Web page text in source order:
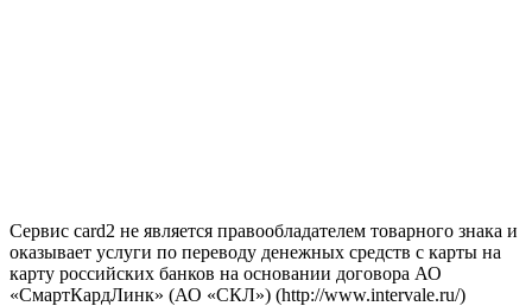
Сервис card2 не является правообладателем товарного знака и
оказывает услуги по переводу денежных средств с карты на
карту российских банков на основании договора АО
«СмартКардЛинк» (АО «СКЛ») (http://www.intervale.ru/)